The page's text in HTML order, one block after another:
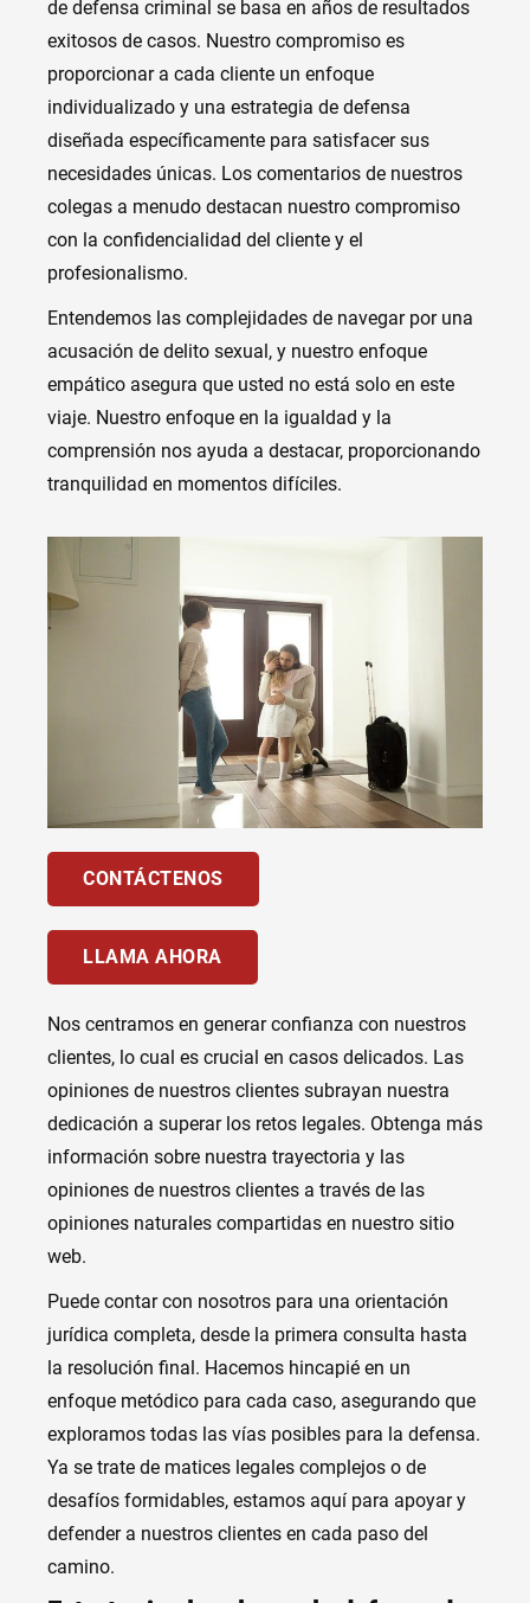
de defensa criminal se basa en años de resultados
exitosos de casos. Nuestro compromiso es
proporcionar a cada cliente un enfoque
individualizado y una estrategia de defensa
diseñada específicamente para satisfacer sus
necesidades únicas. Los comentarios de nuestros
colegas a menudo destacan nuestro compromiso
con la confidencialidad del cliente y el
profesionalismo.
Entendemos las complejidades de navegar por una
acusación de delito sexual, y nuestro enfoque
empático asegura que usted no está solo en este
viaje. Nuestro enfoque en la igualdad y la
comprensión nos ayuda a destacar, proporcionando
tranquilidad en momentos difíciles.
CONTÁCTENOS
LLAMA AHORA
Nos centramos en generar confianza con nuestros
clientes, lo cual es crucial en casos delicados. Las
opiniones de nuestros clientes subrayan nuestra
dedicación a superar los retos legales. Obtenga más
información sobre nuestra trayectoria y las
opiniones de nuestros clientes a través de las
opiniones naturales compartidas en nuestro sitio
web.
Puede contar con nosotros para una orientación
jurídica completa, desde la primera consulta hasta
la resolución final. Hacemos hincapié en un
enfoque metódico para cada caso, asegurando que
exploramos todas las vías posibles para la defensa.
Ya se trate de matices legales complejos o de
desafíos formidables, estamos aquí para apoyar y
defender a nuestros clientes en cada paso del
camino.